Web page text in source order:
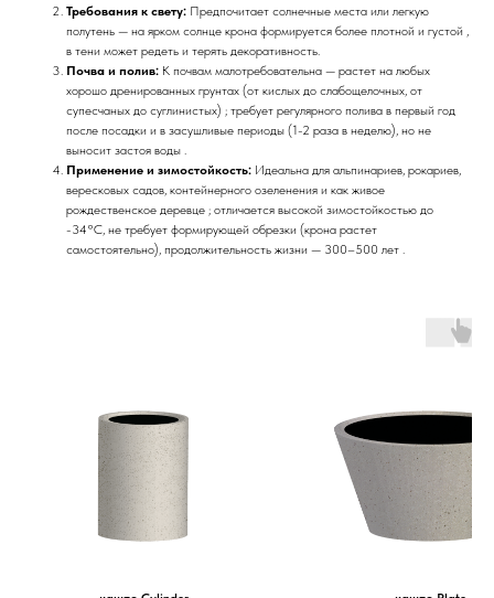
Требования к свету: Предпочитает солнечные места или легкую
полутень — на ярком солнце крона формируется более плотной и густой ,
в тени может редеть и терять декоративность.
Почва и полив: К почвам малотребовательна — растет на любых
хорошо дренированных грунтах (от кислых до слабощелочных, от
супесчаных до суглинистых) ; требует регулярного полива в первый год
после посадки и в засушливые периоды (1-2 раза в неделю), но не
выносит застоя воды .
Применение и зимостойкость: Идеальна для альпинариев, рокариев,
вересковых садов, контейнерного озеленения и как живое
рождественское деревце ; отличается высокой зимостойкостью до
-34°C, не требует формирующей обрезки (крона растет
самостоятельно), продолжительность жизни — 300–500 лет .